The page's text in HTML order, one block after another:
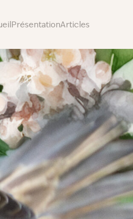
PrésentationArticles